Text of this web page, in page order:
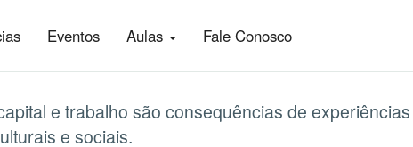
Eventos Aulas Fale Conosco
e trabalho são consequências de
e sociais.